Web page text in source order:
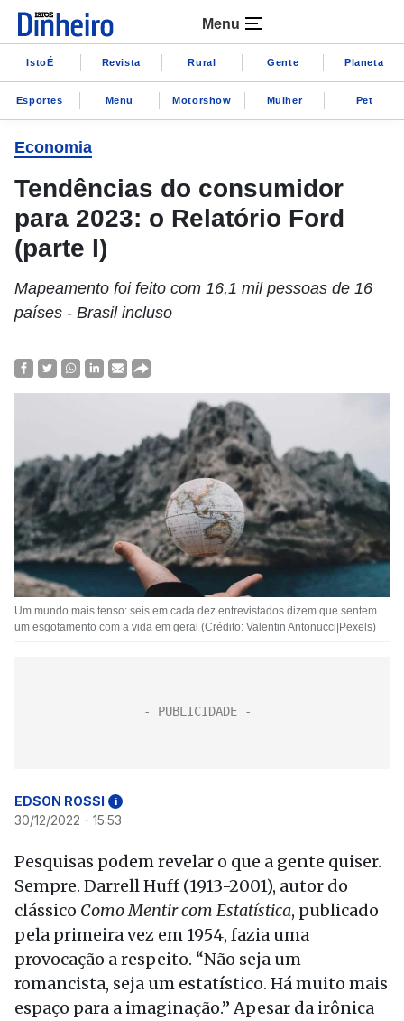
Menu
IstoÉ Revista Rural Gente Planeta
Esportes Menu Motorshow Mulher Pet
Economia
Tendências do consumidor
para 2023: o Relatório Ford
(parte I)
Mapeamento foi feito com 16,1 mil pessoas de 16
países - Brasil incluso
Um mundo mais tenso: seis em cada dez entrevistados dizem que sentem
um esgotamento com a vida em geral (Crédito: Valentin Antonucci|Pexels)
EDSON ROSSI i
30/12/2022 - 15:53
Pesquisas podem revelar o que a gente quiser.
Sempre. Darrell Huff (1913-2001), autor do
clássico Como Mentir com Estatística, publicado
pela primeira vez em 1954, fazia uma
provocação a respeito. “Não seja um
romancista, seja um estatístico. Há muito mais
espaço para a imaginação.” Apesar da irônica